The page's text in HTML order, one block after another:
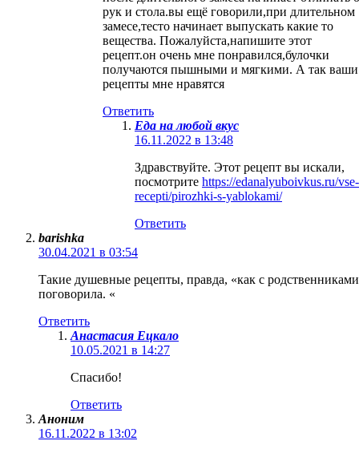
рук и стола.вы ещё говорили,при длительном
замесе,тесто начинает выпускать какие то
вещества. Пожалуйста,напишите этот
рецепт.он очень мне понравился,булочки
получаются пышными и мягкими. А так ваши
рецепты мне нравятся
Ответить
Еда на любой вкус
16.11.2022 в 13:48
Здравствуйте. Этот рецепт вы искали,
посмотрите https://edanalyuboivkus.ru/vse-
recepti/pirozhki-s-yablokami/
Ответить
barishka
30.04.2021 в 03:54
Такие душевные рецепты, правда, «как с родственниками
поговорила. «
Ответить
Анастасия Ецкало
10.05.2021 в 14:27
Спасибо!
Ответить
Аноним
16.11.2022 в 13:02